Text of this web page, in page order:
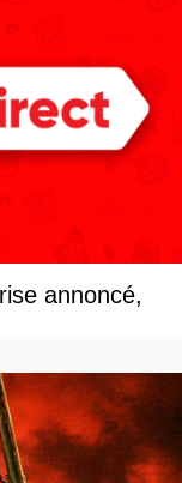
annoncé,